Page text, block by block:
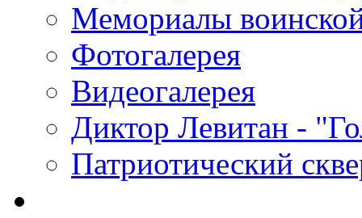
Мемориалы
Фотогалерея
Видеогалерея
Диктор Левитан -
Патриотический